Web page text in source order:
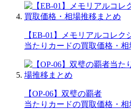
【EB-01】メモリアルコレク
当たりカードの買取価格・
【OP-06】双璧の覇者
当たりカードの買取価格・